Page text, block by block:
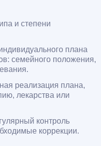
и степени
плана
семейного положения,
реализация плана,
лекарства или
контроль
коррекции.